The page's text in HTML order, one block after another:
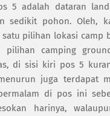
5 adalah dataran
sedikit pohon. Oleh,
pilihan lokasi camp
pilihan camping
di sisi kiri pos 5
juga terdapat
di pos ini
harinya,